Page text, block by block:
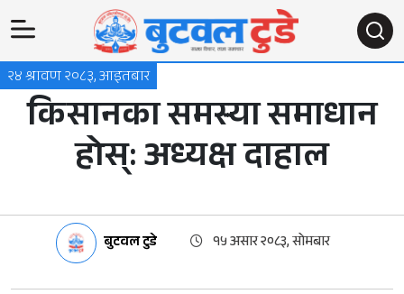
२४ श्रावण २०८३, आइतबार
किसानका समस्या समाधान
होस्: अध्यक्ष दाहाल
बुटवल टुडे १५ असार २०८३, सोमबार